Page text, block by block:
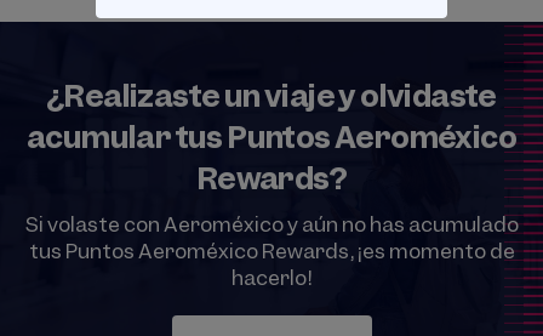
¿Realizaste un viaje y olvidaste
acumular tus Puntos Aeroméxico
Rewards?
Si volaste con Aeroméxico y aún no has acumulado
tus Puntos Aeroméxico Rewards, ¡es momento de
hacerlo!